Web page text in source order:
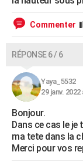
Commenter
RÉPONSE 6 / 6
Yaya_5532
29 janv. 2022
Bonjour.
Dans ce cas le
ma tete dans la
Merci pour vos